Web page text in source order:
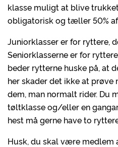
klasse muligt at blive
obligatorisk og tæller 50%
Juniorklasser er for ryttere,
Seniorklasserne er for
beder rytterne huske på, at
her skader det ikke at prøve
dem, man normalt rider. Du
tøltklasse og/eller en
hest må gerne have to
Husk, du skal være medlem